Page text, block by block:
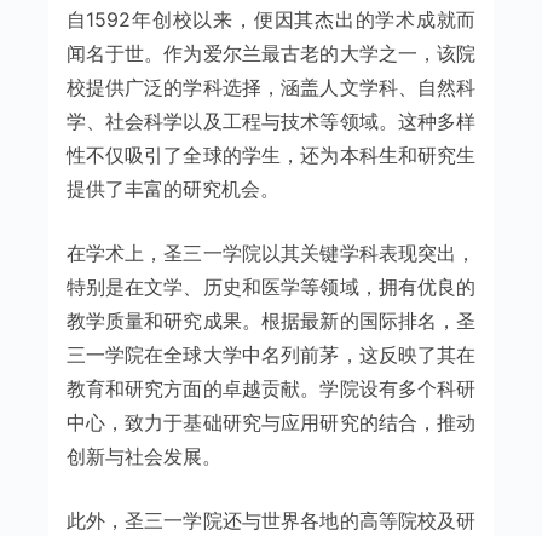
自1592年创校以来，便因其杰出的学术成就而
闻名于世。作为爱尔兰最古老的大学之一，该院
校提供广泛的学科选择，涵盖人文学科、自然科
学、社会科学以及工程与技术等领域。这种多样
性不仅吸引了全球的学生，还为本科生和研究生
提供了丰富的研究机会。
在学术上，圣三一学院以其关键学科表现突出，
特别是在文学、历史和医学等领域，拥有优良的
教学质量和研究成果。根据最新的国际排名，圣
三一学院在全球大学中名列前茅，这反映了其在
教育和研究方面的卓越贡献。学院设有多个科研
中心，致力于基础研究与应用研究的结合，推动
创新与社会发展。
此外，圣三一学院还与世界各地的高等院校及研